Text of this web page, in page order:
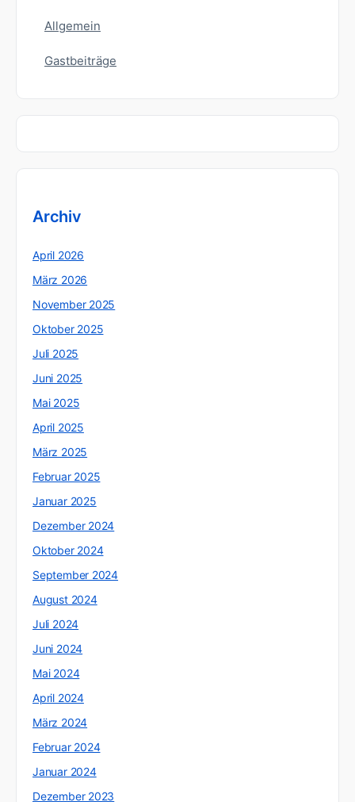
Allgemein
Gastbeiträge
Archiv
April 2026
März 2026
November 2025
Oktober 2025
Juli 2025
Juni 2025
Mai 2025
April 2025
März 2025
Februar 2025
Januar 2025
Dezember 2024
Oktober 2024
September 2024
August 2024
Juli 2024
Juni 2024
Mai 2024
April 2024
März 2024
Februar 2024
Januar 2024
Dezember 2023